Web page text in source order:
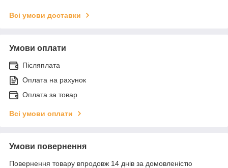
Всі умови доставки
Умови оплати
Післяплата
Оплата на рахунок
Оплата за товар
Всі умови оплати
Умови повернення
Повернення товару впродовж 14 днів за домовленістю